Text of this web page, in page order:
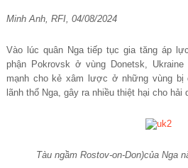
Minh Anh, RFI, 04/08/2024
Vào lúc quân Nga tiếp tục gia tăng áp
phận Pokrovsk ở vùng Donetsk,
mạnh cho kẻ xâm lược ở những vùng bị
lãnh thổ Nga, gây ra nhiều thiệt hại cho hải
Tàu ngầm Rostov-on-Don)của Nga